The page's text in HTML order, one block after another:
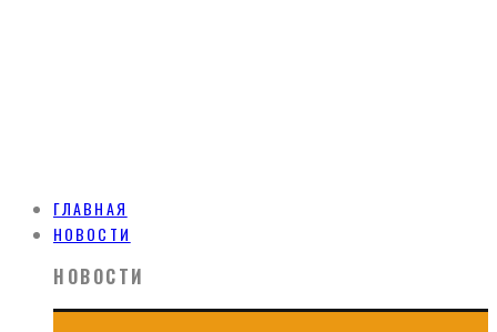
ГЛАВНАЯ
НОВОСТИ
НОВОСТИ